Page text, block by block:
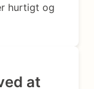
hurtigt og
at